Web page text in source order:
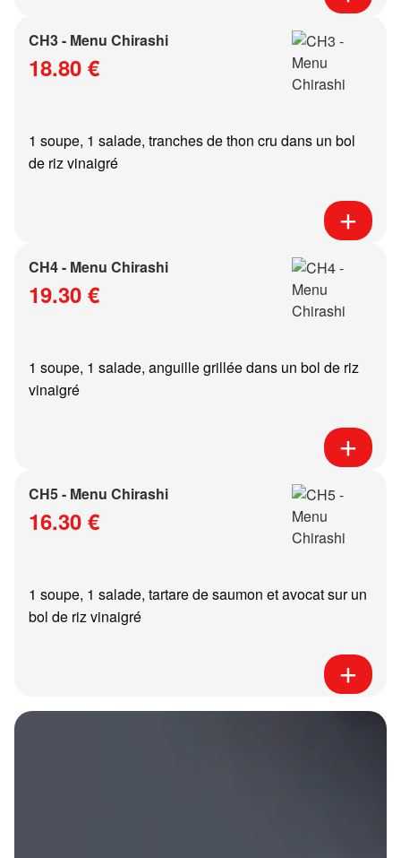
CH3 - Menu Chirashi
18.80 €
1 soupe, 1 salade, tranches de thon cru dans un bol
de riz vinaigré
CH4 - Menu Chirashi
19.30 €
1 soupe, 1 salade, anguille grillée dans un bol de riz
vinaigré
CH5 - Menu Chirashi
16.30 €
1 soupe, 1 salade, tartare de saumon et avocat sur un
bol de riz vinaigré